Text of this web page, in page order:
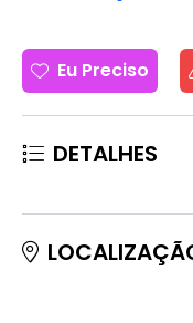
Eu Preciso
DETALHES